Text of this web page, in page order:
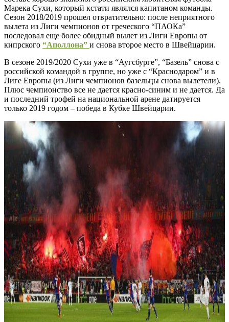
Марека Сухи, который кстати являлся капитаном команды.
Сезон 2018/2019 прошел отвратительно: после неприятного
вылета из Лиги чемпионов от греческого “ПАОКа”
последовал еще более обидный вылет из Лиги Европы от
кипрского “Аполлона” и снова второе место в Швейцарии.
В сезоне 2019/2020 Сухи уже в “Аугсбурге”, “Базель” снова с
российской командой в группе, но уже с “Краснодаром” и в
Лиге Европы (из Лиги чемпионов базельцы снова вылетели).
Плюс чемпионство все не дается красно-синим и не дается. Да
и последний трофей на национальной арене датируется
только 2019 годом – победа в Кубке Швейцарии.